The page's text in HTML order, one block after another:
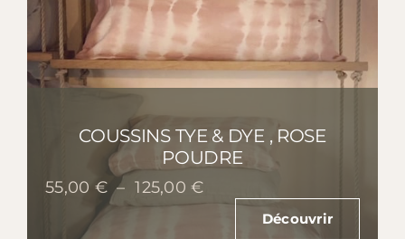
COUSSINS TYE & DYE , ROSE
POUDRE
55,00 € – 125,00€Plage
de
Découvrir